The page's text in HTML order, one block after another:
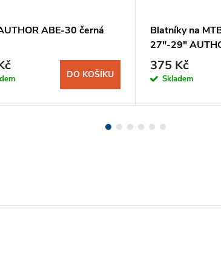
ABE-30 černá
DO KOŠÍKU
Blatníky na
27"-29"
375 Kč
Skladem